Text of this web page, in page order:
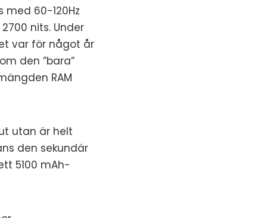
med 60-120Hz
nits. Under
var för något år
den ”bara”
RAM
utan är helt
den sekundär
5100 mAh-